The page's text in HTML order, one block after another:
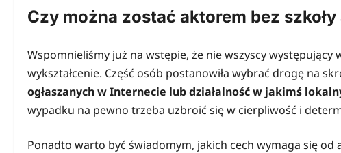
Czy można zostać aktorem bez
Wspomnieliśmy już na wstępie, że nie wszyscy
wykształcenie. Część osób postanowiła wybrać drogę na
ogłaszanych w Internecie lub działalność w jakimś
wypadku na pewno trzeba uzbroić się w cierpliwość i
Ponadto warto być świadomym, jakich cech wymaga się od